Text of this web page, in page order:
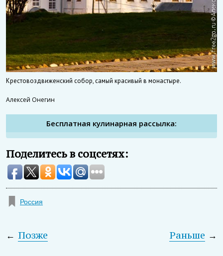
Крестовоздвиженский собор, самый красивый в монастыре.
Алексей Онегин
Бесплатная кулинарная рассылка:
Поделитесь в соцсетях:
Россия
← Позже →
Раньше